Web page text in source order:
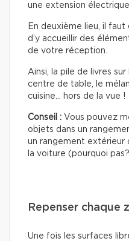
une extension
En deuxième lieu, il faut
d’y accueillir des
de votre réception.
Ainsi, la pile de livres
centre de table, le
cuisine… hors de la vue !
Conseil : Vous pouvez
objets dans un
un rangement extérieur
la voiture (pourquoi
Repenser chaque
Une fois les surfaces